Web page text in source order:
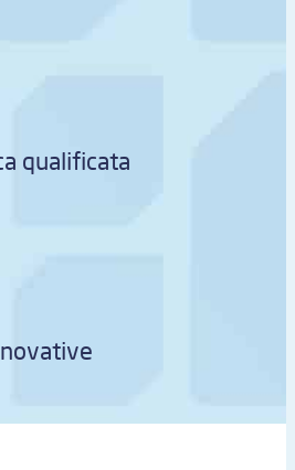
qualificata